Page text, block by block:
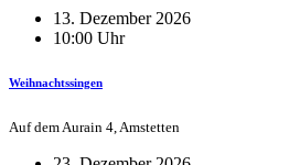
13. Dezember 2026
10:00 Uhr
Weihnachtssingen
Auf dem Aurain 4, Amstetten